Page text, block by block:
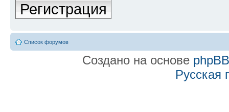
Регистрация
Список форумов
Создано на основе phpBB
Русская